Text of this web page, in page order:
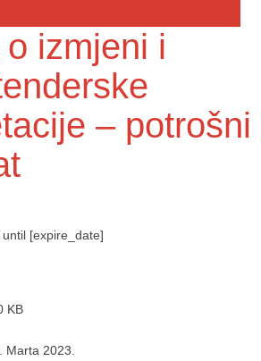
izmjeni i
– potrošni
[expire_date]
KB
Marta 2023.